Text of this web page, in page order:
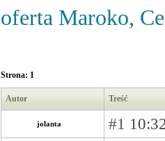
oferta Maroko,
Strona: 1
Autor Treść
jolanta #1